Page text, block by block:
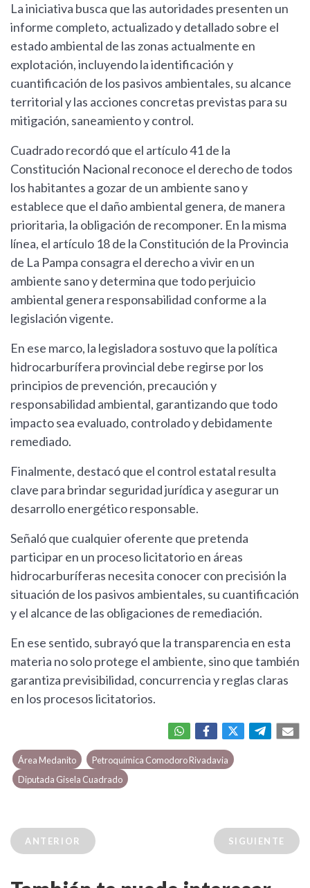
La iniciativa busca que las autoridades presenten un
informe completo, actualizado y detallado sobre el
estado ambiental de las zonas actualmente en
explotación, incluyendo la identificación y
cuantificación de los pasivos ambientales, su alcance
territorial y las acciones concretas previstas para su
mitigación, saneamiento y control.
Cuadrado recordó que el artículo 41 de la
Constitución Nacional reconoce el derecho de todos
los habitantes a gozar de un ambiente sano y
establece que el daño ambiental genera, de manera
prioritaria, la obligación de recomponer. En la misma
línea, el artículo 18 de la Constitución de la Provincia
de La Pampa consagra el derecho a vivir en un
ambiente sano y determina que todo perjuicio
ambiental genera responsabilidad conforme a la
legislación vigente.
En ese marco, la legisladora sostuvo que la política
hidrocarburífera provincial debe regirse por los
principios de prevención, precaución y
responsabilidad ambiental, garantizando que todo
impacto sea evaluado, controlado y debidamente
remediado.
Finalmente, destacó que el control estatal resulta
clave para brindar seguridad jurídica y asegurar un
desarrollo energético responsable.
Señaló que cualquier oferente que pretenda
participar en un proceso licitatorio en áreas
hidrocarburíferas necesita conocer con precisión la
situación de los pasivos ambientales, su cuantificación
y el alcance de las obligaciones de remediación.
En ese sentido, subrayó que la transparencia en esta
materia no solo protege el ambiente, sino que también
garantiza previsibilidad, concurrencia y reglas claras
en los procesos licitatorios.
Área Medanito
Petroquímica Comodoro Rivadavia
Diputada Gisela Cuadrado
ANTERIOR SIGUIENTE